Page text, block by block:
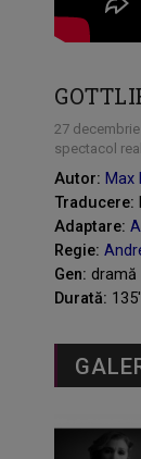
27
spectacol
Autor: Max
Traducere:
Adaptare:
Regie:
Gen: dramă
Durată: 135'